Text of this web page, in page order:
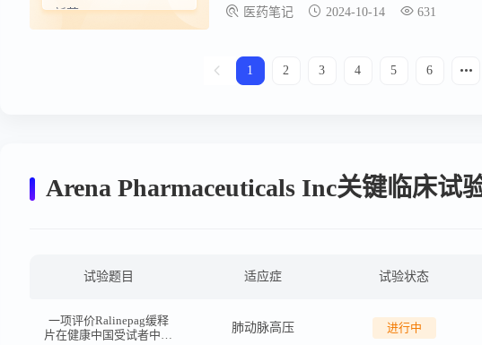
新药Bexicaserin
医药笔记
2024-10-14 631
1 2 3 4 5 6
Arena Pharmaceuticals Inc关键临床试
试验题目 适应症 试验状态
一项评价Ralinepag缓释
片在健康中国受试者中的
肺动脉高压 进行中